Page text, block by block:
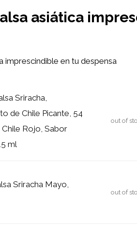
asiática
imprescindible en tu despensa
Sriracha,
de Chile Picante, 54
Rojo, Sabor
ml
out of
Sriracha Mayo,
out of